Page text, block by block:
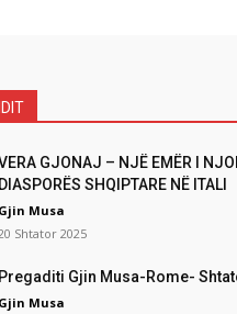
GJONAJ – NJË EMËR I
DIASPORËS SHQIPTARE NË ITALI
Gjin Musa
Shtator 2025
Pregaditi Gjin Musa-Rome-
Gjin Musa